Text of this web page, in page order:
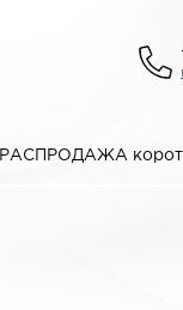
РАСПРОДАЖА